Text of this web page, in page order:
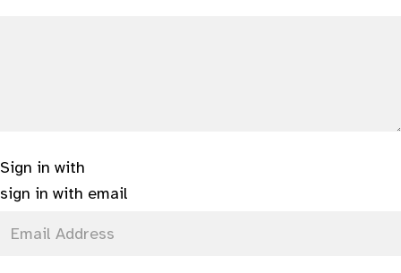
Sign in with
sign in with email